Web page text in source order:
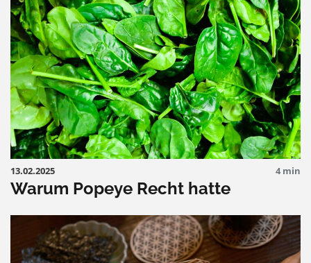
13.02.2025 4 min
Warum Popeye Recht hatte